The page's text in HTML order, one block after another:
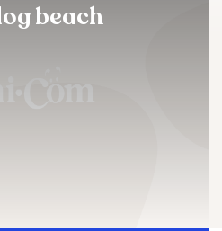
beach